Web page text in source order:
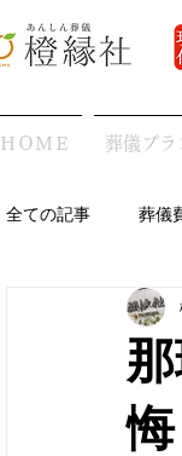
ＨＯＭＥ 葬儀プラ
全ての記事 葬儀
地域の葬儀の特